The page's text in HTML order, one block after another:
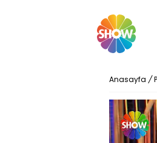
Anasayfa /